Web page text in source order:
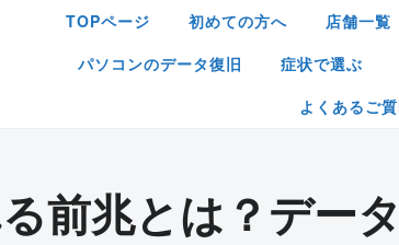
TOPページ 初めての方へ 店舗一覧
パソコンのデータ復旧
症状で選ぶ
よくあるご
前兆とは？デー